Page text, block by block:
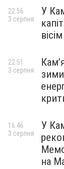
У
22:56
3 серпня
22:51
3 серпня
У
на
16:46
3 серпня